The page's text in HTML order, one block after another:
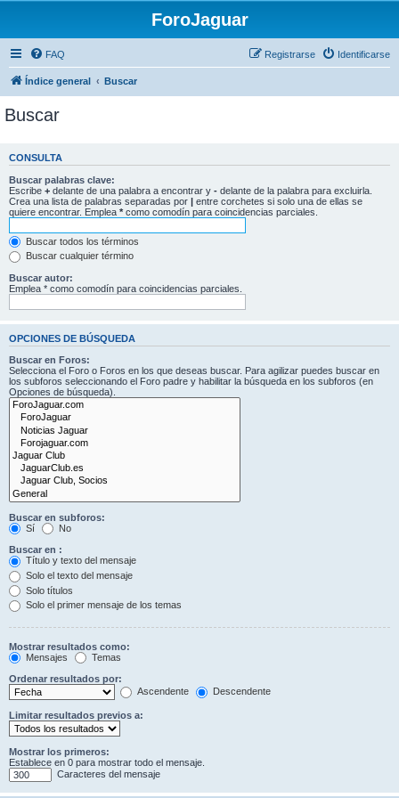
ForoJaguar
FAQ Identificarse
Registrarse
Índice general Buscar
Buscar
CONSULTA
Buscar palabras clave:
Escribe + delante de una palabra a encontrar y - delante de la palabra para excluirla.
Crea una lista de palabras separadas por | entre corchetes si solo una de ellas se
quiere encontrar. Emplea * como comodín para coincidencias parciales.
Buscar todos los términos
Buscar cualquier término
Buscar autor:
Emplea * como comodín para coincidencias parciales.
OPCIONES DE BÚSQUEDA
Buscar en Foros:
Selecciona el Foro o Foros en los que deseas buscar. Para agilizar puedes buscar en
los subforos seleccionando el Foro padre y habilitar la búsqueda en los subforos (en
Opciones de búsqueda).
Buscar en subforos:
Sí
No
Buscar en :
Título y texto del mensaje
Solo el texto del mensaje
Solo títulos
Solo el primer mensaje de los temas
Mostrar resultados como:
Mensajes
Temas
Ordenar resultados por:
Ascendente
Descendente
Limitar resultados previos a:
Mostrar los primeros:
Establece en 0 para mostrar todo el mensaje.
Caracteres del mensaje